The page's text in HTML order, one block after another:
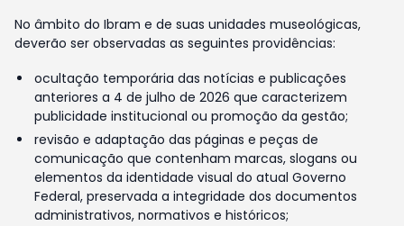
No âmbito do Ibram e de suas unidades museológicas,
deverão ser observadas as seguintes providências:
ocultação temporária das notícias e publicações
anteriores a 4 de julho de 2026 que caracterizem
publicidade institucional ou promoção da gestão;
revisão e adaptação das páginas e peças de
comunicação que contenham marcas, slogans ou
elementos da identidade visual do atual Governo
Federal, preservada a integridade dos documentos
administrativos, normativos e históricos;